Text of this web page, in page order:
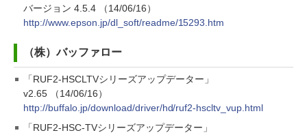
バージョン 4.5.4 （14/06/16）
http://www.epson.jp/dl_soft/readme/15293.htm
（株）バッファロー
「RUF2-HSCLTVシリーズアップデーター」
v2.65 （14/06/16）
http://buffalo.jp/download/driver/hd/ruf2-hscltv_vup.html
「RUF2-HSC-TVシリーズアップデーター」